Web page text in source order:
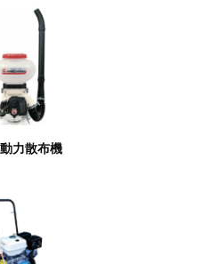
力散布機